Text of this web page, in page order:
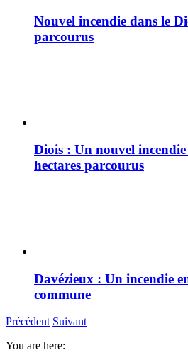
Nouvel incendie dans le
parcourus
Diois : Un nouvel incendie
hectares parcourus
Davézieux : Un incendie
commune
Précédent Suivant
You are here: